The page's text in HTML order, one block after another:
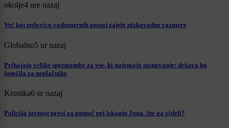
okolje4 ure nazaj
Več kot polovico vodomernih postaj zajele nizkovodne razmere
Globalno5 ur nazaj
Prihajajo velike spremembe za vse, ki najemajo stanovanje: država bo
jamčila za neplačnike
Kronika6 ur nazaj
Policija javnost prosi za pomoč pri iskanju Jona. Ste ga videli?